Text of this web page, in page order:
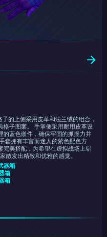
的上侧采用皮革和法兰绒的组合，
格子图案。 手掌侧采用耐用皮革设
的蓝色嵌件，确保牢固的抓握力并
套拥有丰富而迷人的紫色配色方
完美搭配，为希望在虚拟战场上崭
散发出精致和优雅的感觉。
器箱
箱
箱